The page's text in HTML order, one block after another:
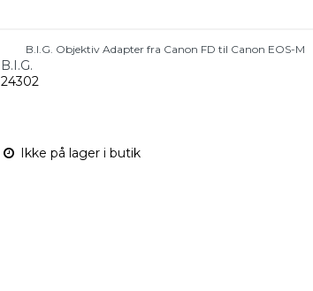
B.I.G. Objektiv Adapter fra Canon FD til Canon EOS-M
B.I.G.
24302
Ikke på lager i butik